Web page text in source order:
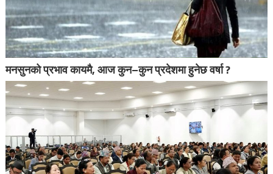
मनसुनको प्रभाव कायमै, आज कुन–कुन प्रदेशमा हुनेछ वर्षा ?